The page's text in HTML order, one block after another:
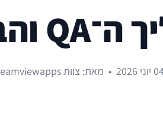
• מאת: צוות Dreamviewapps